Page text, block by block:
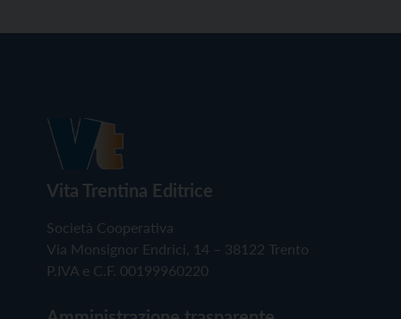
Vita Trentina Editrice
Società Cooperativa
Via Monsignor Endrici, 14 – 38122 Trento
P.IVA e C.F. 00199960220